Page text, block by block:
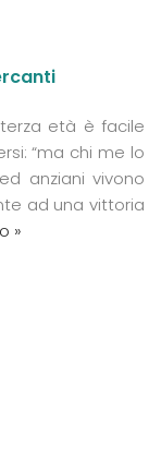
terza età è facile
“ma chi me lo
anziani vivono
ad una vittoria
»